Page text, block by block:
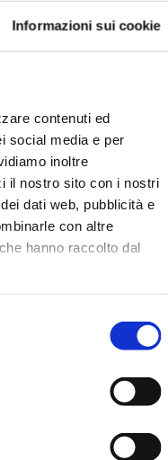
Informazioni sui cookie
contenuti ed
social media e per
inoltre
il nostro sito con i nostri
dati web, pubblicità e
con altre
hanno raccolto dal